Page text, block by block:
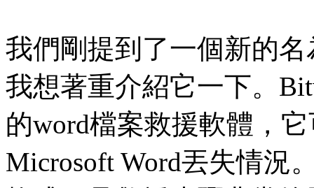
我們剛提到了一個新的名
我想著重介紹它一下。
的word檔案救援軟體，
Microsoft Word丟失情況